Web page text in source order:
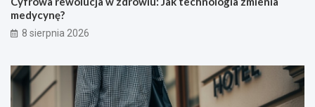
medycynę?
8 sierpnia 2026